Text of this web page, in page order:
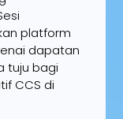
platform
dapatan
tuju bagi
CCS di